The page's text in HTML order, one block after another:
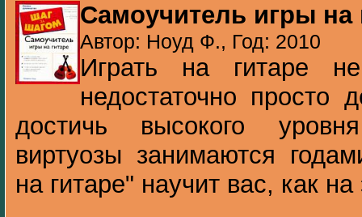
Самоучитель игры на
Автор: Ноуд Ф., Год: 2010
Играть на гитаре
недостаточно просто
достичь высокого
виртуозы занимаются
на гитаре" научит вас, как на